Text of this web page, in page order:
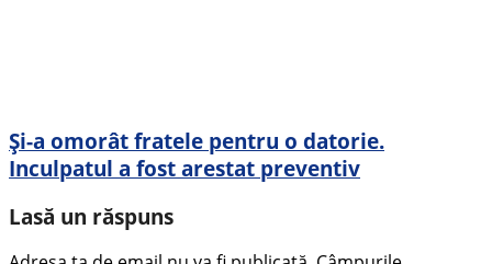
Și-a omorât fratele pentru o datorie.
Inculpatul a fost arestat preventiv
Lasă un răspuns